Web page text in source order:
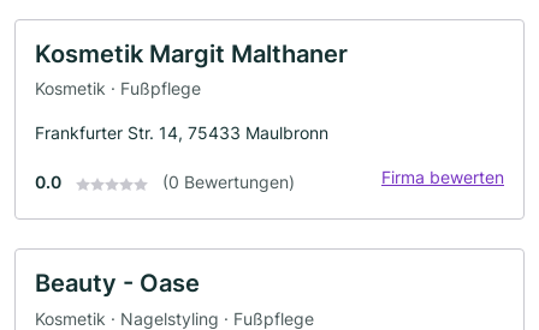
Kosmetik Margit Malthaner
Kosmetik · Fußpflege
Frankfurter Str. 14, 75433 Maulbronn
0.0 (0 Bewertungen) Firma bewerten
Beauty - Oase
Kosmetik · Nagelstyling · Fußpflege